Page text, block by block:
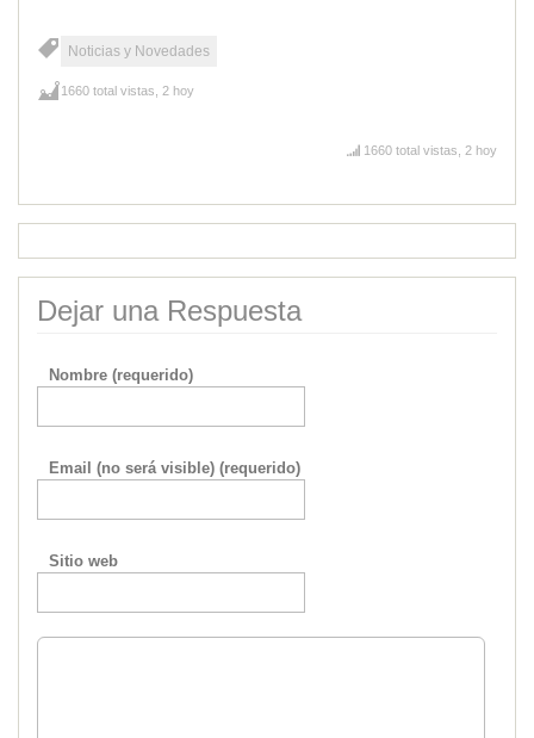
Noticias y Novedades
1660 total vistas, 2 hoy
1660 total vistas, 2 hoy
Dejar una Respuesta
Nombre (requerido)
Email (no será visible) (requerido)
Sitio web